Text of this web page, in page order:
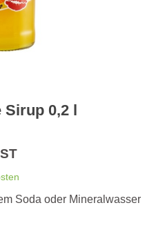
Sirup 0,2 l
Soda oder Mineralwasser